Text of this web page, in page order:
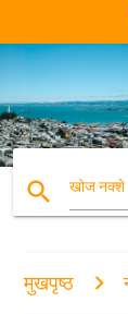
search खोज नक्शे
मुखपृष्ठ